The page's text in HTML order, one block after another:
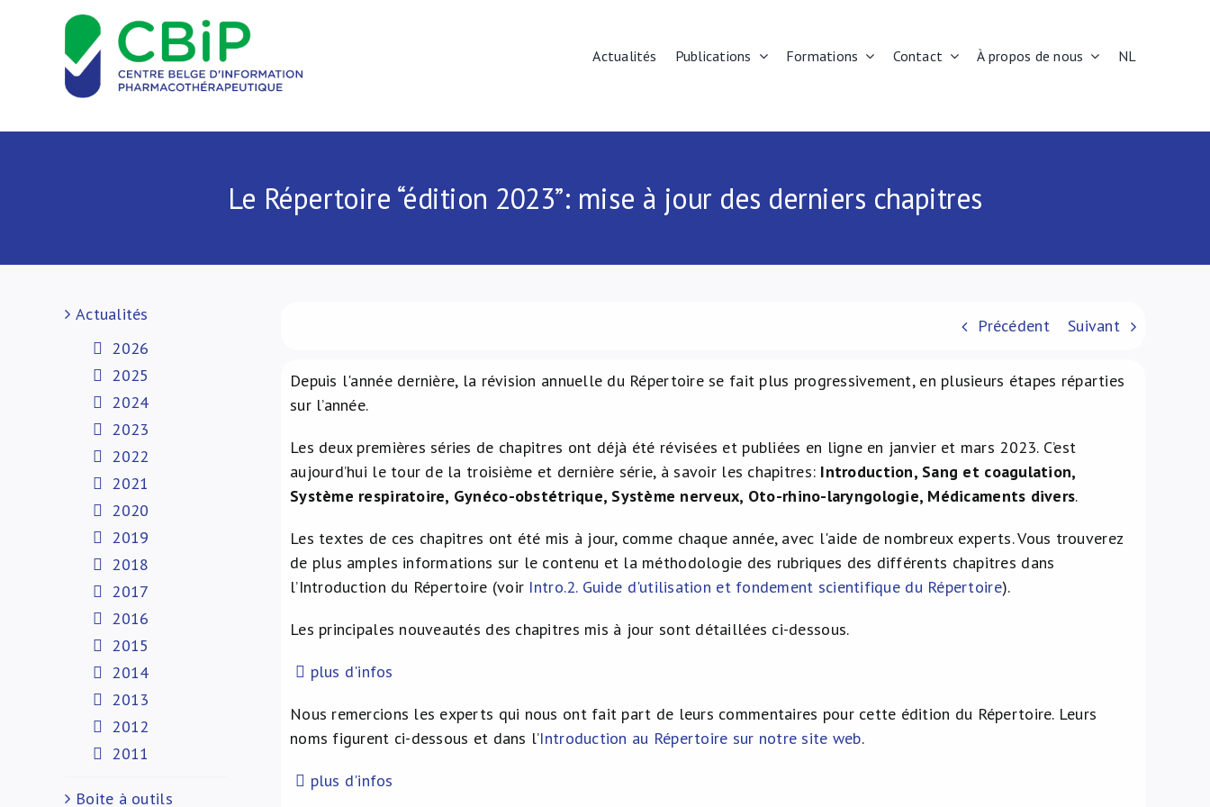
Actualités Publications Formations Contact À propos de nous NL
Le Répertoire “édition 2023”: mise à jour des derniers chapitres
Précédent Suivant
Depuis l'année dernière, la révision annuelle du Répertoire se fait plus progressivement, en plusieurs étapes réparties
sur l’année.
Les deux premières séries de chapitres ont déjà été révisées et publiées en ligne en janvier et mars 2023. C’est
aujourd’hui le tour de la troisième et dernière série, à savoir les chapitres: Introduction, Sang et coagulation,
Système respiratoire, Gynéco-obstétrique, Système nerveux, Oto-rhino-laryngologie, Médicaments divers.
Les textes de ces chapitres ont été mis à jour, comme chaque année, avec l'aide de nombreux experts. Vous trouverez
de plus amples informations sur le contenu et la méthodologie des rubriques des différents chapitres dans
l’Introduction du Répertoire (voir Intro.2. Guide d'utilisation et fondement scientifique du Répertoire).
Les principales nouveautés des chapitres mis à jour sont détaillées ci-dessous.
plus d'infos
Nous remercions les experts qui nous ont fait part de leurs commentaires pour cette édition du Répertoire. Leurs
noms figurent ci-dessous et dans l’Introduction au Répertoire sur notre site web.
plus d'infos
Actualités
2026
2025
2024
2023
2022
2021
2020
2019
2018
2017
2016
2015
2014
2013
2012
2011
Boite à outils